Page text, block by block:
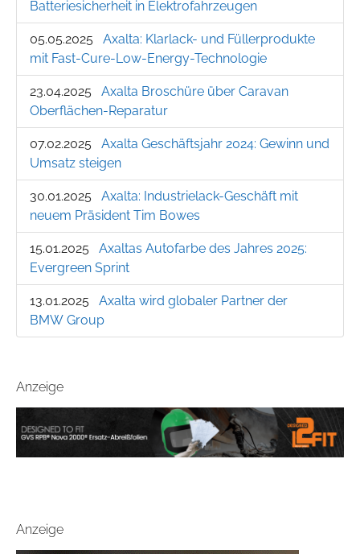
Batteriesicherheit in Elektrofahrzeugen
05.05.2025
Axalta: Klarlack- und Füllerprodukte
mit Fast-Cure-Low-Energy-Technologie
23.04.2025
Axalta Broschüre über Caravan
Oberflächen-Reparatur
07.02.2025
Axalta Geschäftsjahr 2024: Gewinn und
Umsatz steigen
30.01.2025
Axalta: Industrielack-Geschäft mit
neuem Präsident Tim Bowes
15.01.2025
Axaltas Autofarbe des Jahres 2025:
Evergreen Sprint
13.01.2025
Axalta wird globaler Partner der
BMW Group
Anzeige
Anzeige